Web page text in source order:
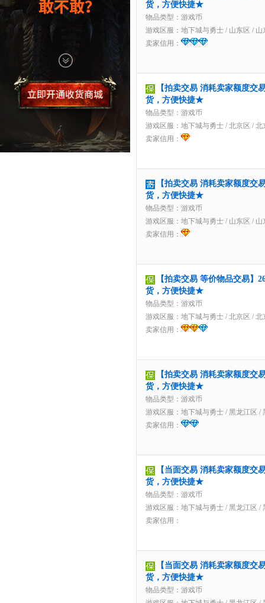
货，方便快捷★
物品类型：游戏币
游戏区服： 地下城与勇士 / 山东区 / 山
卖家信用：
【拍卖交易 消耗卖家额度交
货，方便快捷★
物品类型：游戏币
游戏区服： 地下城与勇士 / 北京区 / 北
卖家信用：
【拍卖交易 消耗卖家额度交
货，方便快捷★
物品类型：游戏币
游戏区服： 地下城与勇士 / 山东区 / 山
卖家信用：
【拍卖交易 等价物品交易】
货，方便快捷★
物品类型：游戏币
游戏区服： 地下城与勇士 / 北京区 / 北
卖家信用：
【拍卖交易 消耗卖家额度交
货，方便快捷★
物品类型：游戏币
游戏区服： 地下城与勇士 / 黑龙江区 /
卖家信用：
【当面交易 消耗卖家额度交
货，方便快捷★
物品类型：游戏币
游戏区服： 地下城与勇士 / 黑龙江区 /
卖家信用：
【当面交易 消耗卖家额度交
货，方便快捷★
物品类型：游戏币